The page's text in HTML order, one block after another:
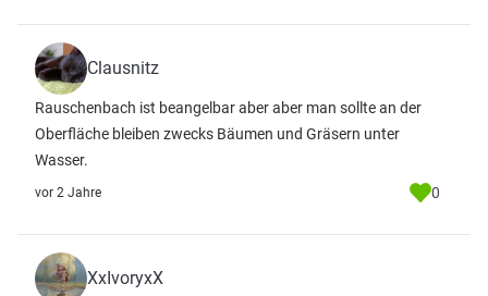
Clausnitz
Rauschenbach ist beangelbar aber aber man sollte an der
Oberfläche bleiben zwecks Bäumen und Gräsern unter
Wasser.
vor 2 Jahre 0
XxIvoryxX